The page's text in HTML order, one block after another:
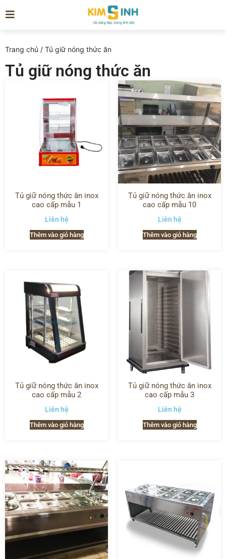
Trang chủ / Tủ giữ nóng thức ăn
Tủ giữ nóng thức ăn
Tủ giữ nóng thức ăn inox
cao cấp mẫu 1
Liên hệ
Thêm vào giỏ hàng
Tủ giữ nóng thức ăn inox
cao cấp mẫu 10
Liên hệ
Thêm vào giỏ hàng
Tủ giữ nóng thức ăn inox
cao cấp mẫu 2
Liên hệ
Thêm vào giỏ hàng
Tủ giữ nóng thức ăn inox
cao cấp mẫu 3
Liên hệ
Thêm vào giỏ hàng